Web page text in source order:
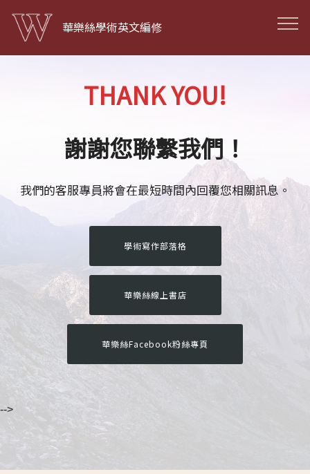
華樂絲學術英文編修
THANK YOU!
謝謝您聯繫我們！
我們的客服專員將會在最短時間內回覆您相關訊息。
學術寫作部落格
華樂絲線上書店
華樂絲Facebook粉絲專頁
-->